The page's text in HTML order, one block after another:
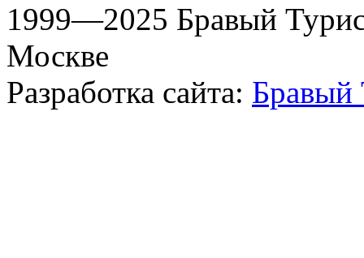
1999—2025 Бравый
Москве
Разработка сайта: Бравый